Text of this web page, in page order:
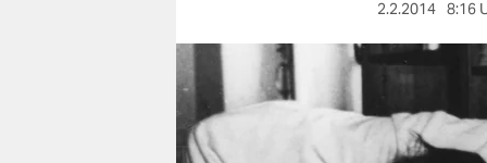
nord
wahrheit
verlag
2.2.2014 8:16